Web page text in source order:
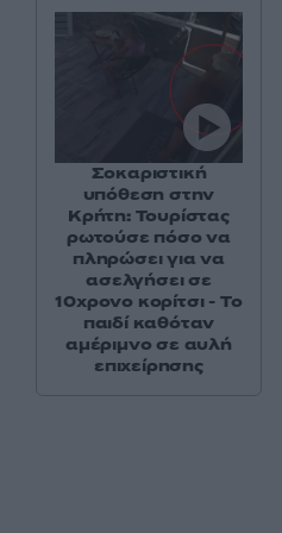
Σοκαριστική
υπόθεση στην
Κρήτη: Τουρίστας
ρωτούσε πόσο να
πληρώσει για να
ασελγήσει σε
10χρονο κορίτσι - Το
παιδί καθόταν
αμέριμνο σε αυλή
επιχείρησης